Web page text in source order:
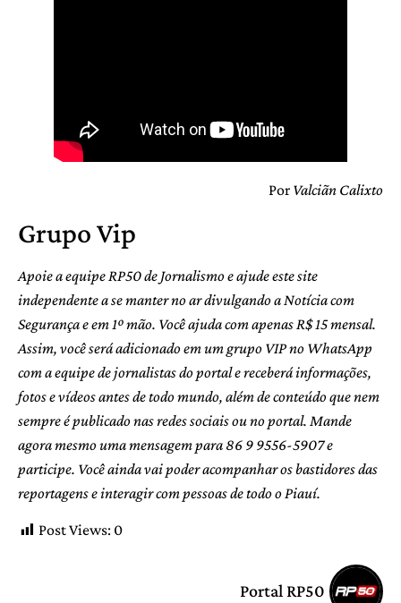
Por Valciãn Calixto
Grupo Vip
Apoie a equipe RP50 de Jornalismo e ajude este site
independente a se manter no ar divulgando a Notícia com
Segurança e em 1º mão. Você ajuda com apenas R$ 15 mensal.
Assim, você será adicionado em um grupo VIP no WhatsApp
com a equipe de jornalistas do portal e receberá informações,
fotos e vídeos antes de todo mundo, além de conteúdo que nem
sempre é publicado nas redes sociais ou no portal. Mande
agora mesmo uma mensagem para 86 9 9556-5907 e
participe. Você ainda vai poder acompanhar os bastidores das
reportagens e interagir com pessoas de todo o Piauí.
Post Views: 0
Portal RP50